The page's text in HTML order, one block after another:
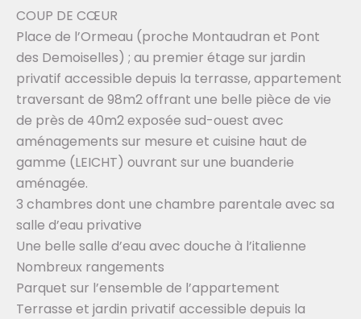
COUP DE CŒUR
Place de l’Ormeau (proche Montaudran et Pont
des Demoiselles) ; au premier étage sur jardin
privatif accessible depuis la terrasse, appartement
traversant de 98m2 offrant une belle pièce de vie
de près de 40m2 exposée sud-ouest avec
aménagements sur mesure et cuisine haut de
gamme (LEICHT) ouvrant sur une buanderie
aménagée.
3 chambres dont une chambre parentale avec sa
salle d’eau privative
Une belle salle d’eau avec douche à l’italienne
Nombreux rangements
Parquet sur l’ensemble de l’appartement
Terrasse et jardin privatif accessible depuis la